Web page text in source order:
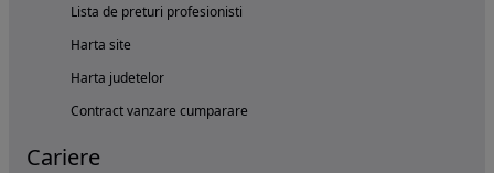
Lista de preturi profesionisti
Harta site
Harta judetelor
Contract vanzare cumparare
Cariere